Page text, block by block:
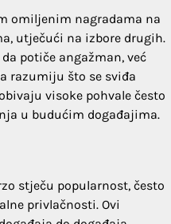
omiljenim nagradama na
utječući na izbore drugih.
potiče angažman, već
razumiju što se sviđa
visoke pohvale često
u budućim događajima.
stječu popularnost, često
privlačnosti. Ovi